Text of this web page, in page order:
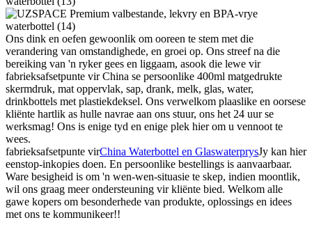
Ons dink en oefen gewoonlik om ooreen te stem met die
verandering van omstandighede, en groei op. Ons streef na die
bereiking van 'n ryker gees en liggaam, asook die lewe vir
fabrieksafsetpunte vir China se persoonlike 400ml matgedrukte
skermdruk, mat oppervlak, sap, drank, melk, glas, water,
drinkbottels met plastiekdeksel. Ons verwelkom plaaslike en oorsese
kliënte hartlik as hulle navrae aan ons stuur, ons het 24 uur se
werksmag! Ons is enige tyd en enige plek hier om u vennoot te
wees.
fabrieksafsetpunte virChina Waterbottel en GlaswaterprysJy kan hier
eenstop-inkopies doen. En persoonlike bestellings is aanvaarbaar.
Ware besigheid is om 'n wen-wen-situasie te skep, indien moontlik,
wil ons graag meer ondersteuning vir kliënte bied. Welkom alle
gawe kopers om besonderhede van produkte, oplossings en idees
met ons te kommunikeer!!